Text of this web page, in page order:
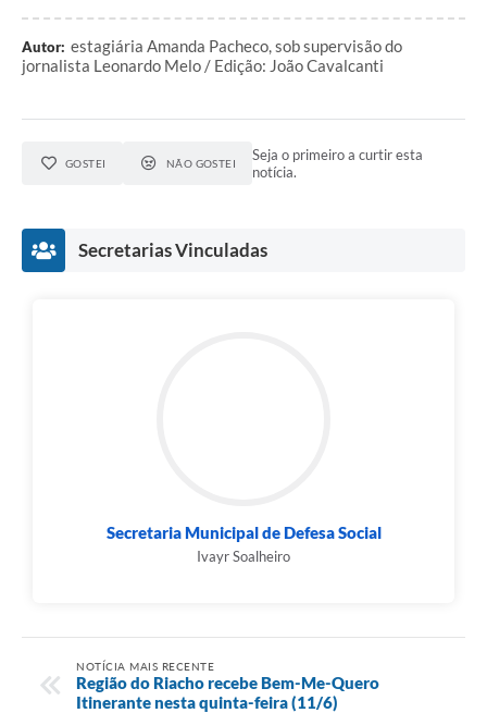
Autor: estagiária Amanda Pacheco, sob supervisão do
jornalista Leonardo Melo / Edição: João Cavalcanti
GOSTEI NÃO GOSTEI
Seja o primeiro a curtir esta
notícia.
Secretarias Vinculadas
Secretaria Municipal de Defesa Social
Ivayr Soalheiro
NOTÍCIA MAIS RECENTE
Região do Riacho recebe Bem-Me-Quero
Itinerante nesta quinta-feira (11/6)